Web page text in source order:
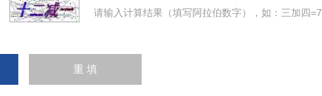
请输入计算结果（填写阿拉伯数字），如：三加四=7